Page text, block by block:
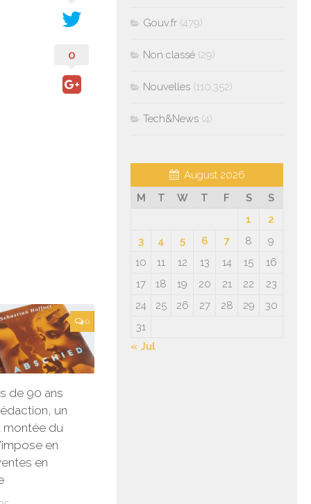
0
0
de 90 ans
un
montée du
en
en
Gouv.fr (479)
Non classé (29)
Nouvelles (110,352)
Tech&News (4)
August 2026
M
T W T F S
S
1
2
3
4 5 6 7 8
9
10
11 12 13 14 15
16
17
18 19 20 21 22
23
24
25 26 27 28 29
30
31
« Jul